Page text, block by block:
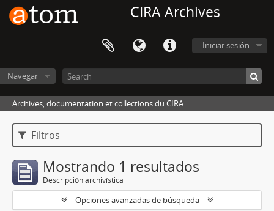
CIRA Archives
Iniciar sesión
Navegar
Archives, documentation et collections du CIRA
Filtros
Mostrando 1 resultados
Descripción archivística
Opciones avanzadas de búsqueda